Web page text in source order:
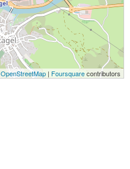
OpenStreetMap | Foursquarecontributors